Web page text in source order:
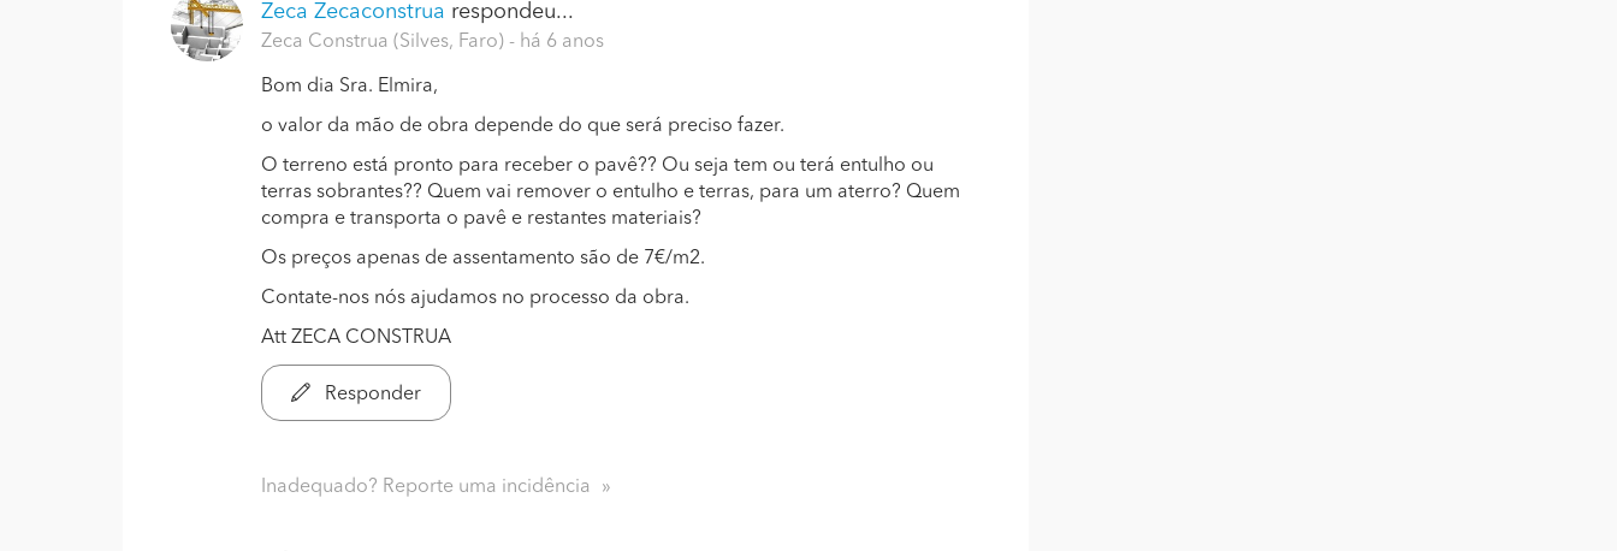
Zeca Zecaconstrua respondeu...
Zeca Construa (Silves, Faro) - há 6 anos
Bom dia Sra. Elmira,
o valor da mão de obra depende do que será preciso fazer.
O terreno está pronto para receber o pavê?? Ou seja tem ou terá entulho ou
terras sobrantes?? Quem vai remover o entulho e terras, para um aterro? Quem
compra e transporta o pavê e restantes materiais?
Os preços apenas de assentamento são de 7€/m2.
Contate-nos nós ajudamos no processo da obra.
Att ZECA CONSTRUA
Responder
Inadequado? Reporte uma incidência